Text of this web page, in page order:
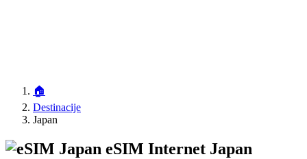
🏠
Destinacije
Japan
eSIM Internet Japan